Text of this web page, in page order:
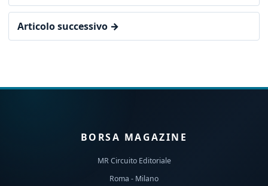
Articolo successivo →
BORSA MAGAZINE
MR Circuito Editoriale
Roma - Milano